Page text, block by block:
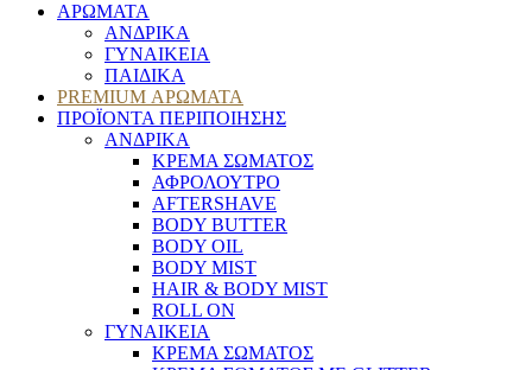
ΑΡΩΜΑΤΑ
ΑΝΔΡΙΚΑ
ΓΥΝΑΙΚΕΙΑ
ΠΑΙΔΙΚΑ
PREMIUM ΑΡΩΜΑΤΑ
ΠΡΟΪΟΝΤΑ ΠΕΡΙΠΟΙΗΣΗΣ
ΑΝΔΡΙΚΑ
ΚΡΕΜΑ ΣΩΜΑΤΟΣ
ΑΦΡΟΛΟΥΤΡΟ
AFTERSHAVE
BODY BUTTER
BODY OIL
BODY MIST
HAIR & BODY MIST
ROLL ON
ΓΥΝΑΙΚΕΙΑ
ΚΡΕΜΑ ΣΩΜΑΤΟΣ